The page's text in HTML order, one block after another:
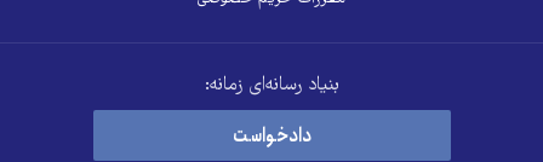
بنیاد رسانه‌ای زمانه:
دادخواست